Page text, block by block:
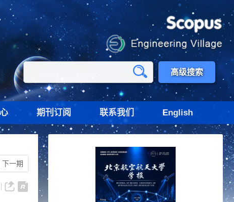
高级搜索
期刊订阅 联系我们 English
下一期